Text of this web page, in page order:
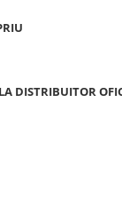
DISTRIBUITOR